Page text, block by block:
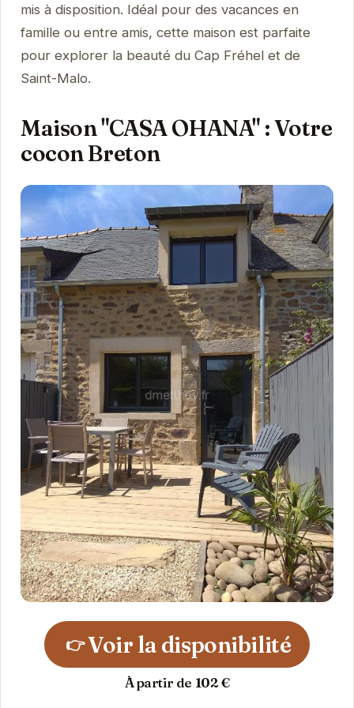
mis à disposition. Idéal pour des vacances en
famille ou entre amis, cette maison est parfaite
pour explorer la beauté du Cap Fréhel et de
Saint-Malo.
Maison "CASA OHANA" : Votre
cocon Breton
👉 Voir la disponibilité
À partir de 102 €